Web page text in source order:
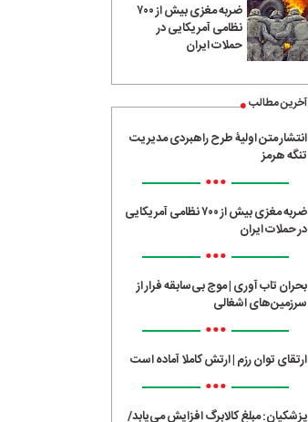
ضربه مغزی بیش از ۷۰۰
نظامی آمریکایی در
حملات ایران
آخرین مطالب
انتشار متن اولیۀ طرح راهبردی مدیریت
تنگه هرمز
•••
ضربه مغزی بیش از ۷۰۰ نظامی آمریکایی
در حملات ایران
•••
بحران تاب آوری | موج بی‌سابقه فرار از
سرزمین‌های اشغالی
•••
ارتقای توان رزم | ارتش کاملا آماده است
•••
پزشکیان: مبلغ کالابرگ افزایش می‌یابد/